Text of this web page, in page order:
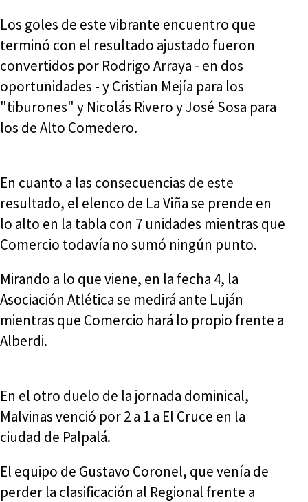
Los goles de este vibrante encuentro que
terminó con el resultado ajustado fueron
convertidos por Rodrigo Arraya - en dos
oportunidades - y Cristian Mejía para los
"tiburones" y Nicolás Rivero y José Sosa para
los de Alto Comedero.
En cuanto a las consecuencias de este
resultado, el elenco de La Viña se prende en
lo alto en la tabla con 7 unidades mientras que
Comercio todavía no sumó ningún punto.
Mirando a lo que viene, en la fecha 4, la
Asociación Atlética se medirá ante Luján
mientras que Comercio hará lo propio frente a
Alberdi.
En el otro duelo de la jornada dominical,
Malvinas venció por 2 a 1 a El Cruce en la
ciudad de Palpalá.
El equipo de Gustavo Coronel, que venía de
perder la clasificación al Regional frente a